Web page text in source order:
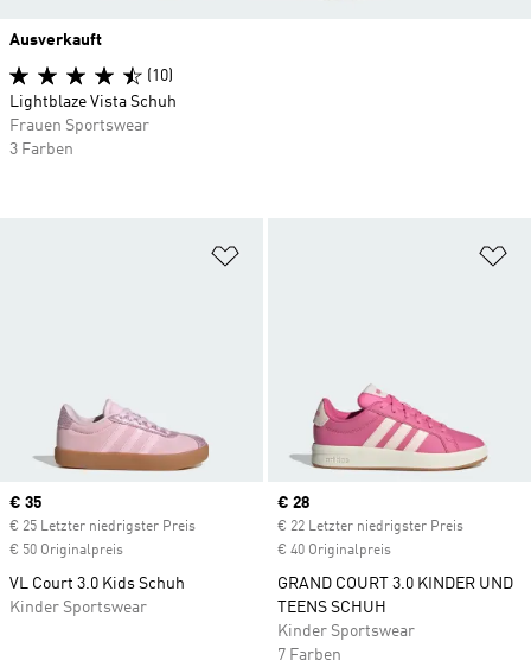
Current price
€ 35
€ 25 Letzter niedrigster Preis
€ 50 Originalpreis
VL Court 3.0 Kids Schuh
Kinder Sportswear
Current price
€ 28
€ 22 Letzter niedrigster Preis
€ 40 Originalpreis
GRAND COURT 3.0 KINDER UND
TEENS SCHUH
Kinder Sportswear
7 Farben
Ausverkauft
(10)
Lightblaze Vista Schuh
Frauen Sportswear
3 Farben